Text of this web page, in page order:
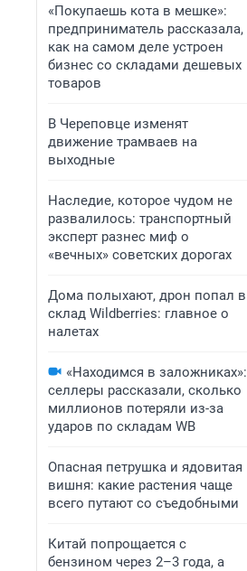
«Покупаешь кота в мешке»:
предприниматель рассказала,
как на самом деле устроен
бизнес со складами дешевых
товаров
В Череповце изменят
движение трамваев на
выходные
Наследие, которое чудом не
развалилось: транспортный
эксперт разнес миф о
«вечных» советских дорогах
Дома полыхают, дрон попал в
склад Wildberries: главное о
налетах
«Находимся в заложниках»:
селлеры рассказали, сколько
миллионов потеряли из-за
ударов по складам WB
Опасная петрушка и ядовитая
вишня: какие растения чаще
всего путают со съедобными
Китай попрощается с
бензином через 2–3 года, а